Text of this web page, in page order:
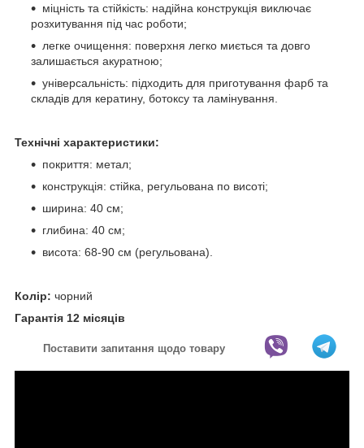
міцність та стійкість: надійна конструкція виключає
розхитування під час роботи;
легке очищення: поверхня легко миється та довго
залишається акуратною;
універсальність: підходить для приготування фарб та
складів для кератину, ботоксу та ламінування.
Технічні характеристики:
покриття: метал;
конструкція: стійка, регульована по висоті;
ширина: 40 см;
глибина: 40 см;
висота: 68-90 см (регульована).
Колір: чорний
Гарантія 12 місяців
Поставити запитання щодо товару